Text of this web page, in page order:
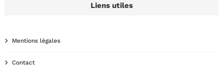
Liens utiles
Mentions légales
Contact